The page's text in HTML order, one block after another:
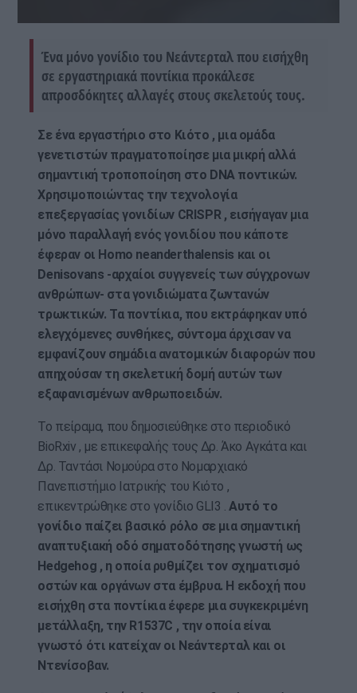
Ένα μόνο γονίδιο του Νεάντερταλ που εισήχθη
σε εργαστηριακά ποντίκια προκάλεσε
απροσδόκητες αλλαγές στους σκελετούς τους.
Σε ένα εργαστήριο στο Κιότο , μια ομάδα
γενετιστών πραγματοποίησε μια μικρή αλλά
σημαντική τροποποίηση στο DNA ποντικών.
Χρησιμοποιώντας την τεχνολογία
επεξεργασίας γονιδίων CRISPR , εισήγαγαν μια
μόνο παραλλαγή ενός γονιδίου που κάποτε
έφεραν οι Homo neanderthalensis και οι
Denisovans -αρχαίοι συγγενείς των σύγχρονων
ανθρώπων- στα γονιδιώματα ζωντανών
τρωκτικών. Τα ποντίκια, που εκτράφηκαν υπό
ελεγχόμενες συνθήκες, σύντομα άρχισαν να
εμφανίζουν σημάδια ανατομικών διαφορών που
απηχούσαν τη σκελετική δομή αυτών των
εξαφανισμένων ανθρωποειδών.
Το πείραμα, που δημοσιεύθηκε στο περιοδικό
BioRxiv , με επικεφαλής τους Δρ. Άκο Αγκάτα και
Δρ. Ταντάσι Νομούρα στο Νομαρχιακό
Πανεπιστήμιο Ιατρικής του Κιότο ,
επικεντρώθηκε στο γονίδιο GLI3 .Αυτό το
γονίδιο παίζει βασικό ρόλο σε μια σημαντική
αναπτυξιακή οδό σηματοδότησης γνωστή ως
Hedgehog , η οποία ρυθμίζει τον σχηματισμό
οστών και οργάνων στα έμβρυα. Η εκδοχή που
εισήχθη στα ποντίκια έφερε μια συγκεκριμένη
μετάλλαξη, την R1537C , την οποία είναι
γνωστό ότι κατείχαν οι Νεάντερταλ και οι
Ντενίσοβαν.